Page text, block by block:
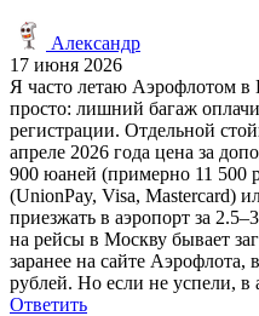
Александр
17 июня 2026
Я часто летаю Аэрофлотом в
просто: лишний багаж
регистрации. Отдельной
апреле 2026 года цена за
900 юаней (примерно 11 500
(UnionPay, Visa, Mastercard)
приезжать в аэропорт за
на рейсы в Москву бывает
заранее на сайте
рублей. Но если не успели, в
Ответить